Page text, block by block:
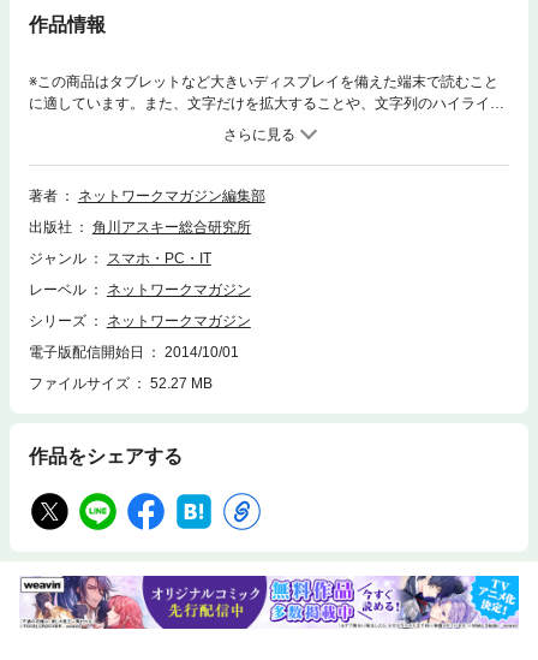
作品情報
※この商品はタブレットなど大きいディスプレイを備えた端末で読むこと
に適しています。また、文字だけを拡大することや、文字列のハイライ
ト、検索、辞書の参照、引用などの機能が使用できません。（※『ネット
ワークマガジン 2005年10月号』を基に制作しています。復刻版のため誌
面に掲載されている各種情報、プレゼント企画などは出版当時のもので
す。また、付録は含まれておりません。）創刊号の2000年12月号から最
ワーク情報誌『ネットワークマガジン』が電子書籍で復刻！ 2005年10
月号は、特集「ネットワークのヘルプデスク」「アプリケーション高速化
著者
ネットワークマガジン編集部
出版社
角川アスキー総合研究所
ジャンル
スマホ・PC・IT
レーベル
ネットワークマガジン
シリーズ
ネットワークマガジン
電子版配信開始日
2014/10/01
ファイルサイズ
52.27 MB
作品をシェアする